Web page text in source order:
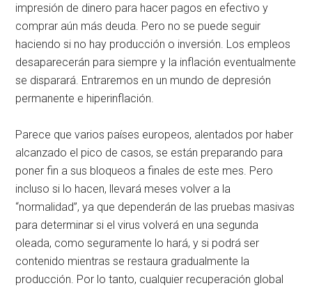
impresión de dinero para hacer pagos en efectivo y
comprar aún más deuda. Pero no se puede seguir
haciendo si no hay producción o inversión. Los empleos
desaparecerán para siempre y la inflación eventualmente
se disparará. Entraremos en un mundo de depresión
permanente e hiperinflación.
Parece que varios países europeos, alentados por haber
alcanzado el pico de casos, se están preparando para
poner fin a sus bloqueos a finales de este mes. Pero
incluso si lo hacen, llevará meses volver a la
“normalidad”, ya que dependerán de las pruebas masivas
para determinar si el virus volverá en una segunda
oleada, como seguramente lo hará, y si podrá ser
contenido mientras se restaura gradualmente la
producción. Por lo tanto, cualquier recuperación global